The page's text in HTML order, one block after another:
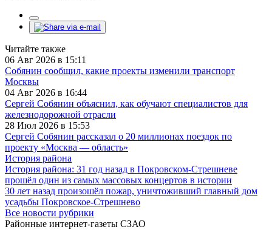
Читайте также
06 Авг 2026 в 15:11
Собянин сообщил, какие проекты изменили транспорт
Москвы
04 Авг 2026 в 16:44
Сергей Собянин объяснил, как обучают специалистов для
железнодорожной отрасли
28 Июл 2026 в 15:53
Сергей Собянин рассказал о 20 миллионах поездок по
проекту «Москва — область»
История района
История района: 31 год назад в Покровском-Стрешневе
прошёл один из самых массовых концертов в истории
30 лет назад произошёл пожар, уничтоживший главный дом
усадьбы Покровское-Стрешнево
Все новости рубрики
Районные интернет-газеты СЗАО